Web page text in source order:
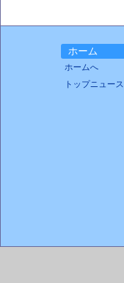
ホーム
ホームへ
トップニュース